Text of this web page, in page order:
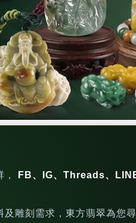
， FB、IG、Threads、
雕刻需求，東方翡翠為您